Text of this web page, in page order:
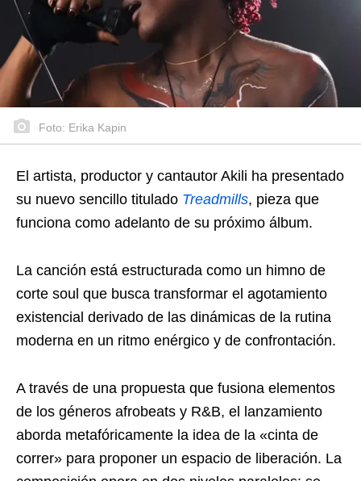
Foto: Erika Kapin
El artista, productor y cantautor Akili ha presentado
su nuevo sencillo titulado Treadmills, pieza que
funciona como adelanto de su próximo álbum.
La canción está estructurada como un himno de
corte soul que busca transformar el agotamiento
existencial derivado de las dinámicas de la rutina
moderna en un ritmo enérgico y de confrontación.
A través de una propuesta que fusiona elementos
de los géneros afrobeats y R&B, el lanzamiento
aborda metafóricamente la idea de la «cinta de
correr» para proponer un espacio de liberación. La